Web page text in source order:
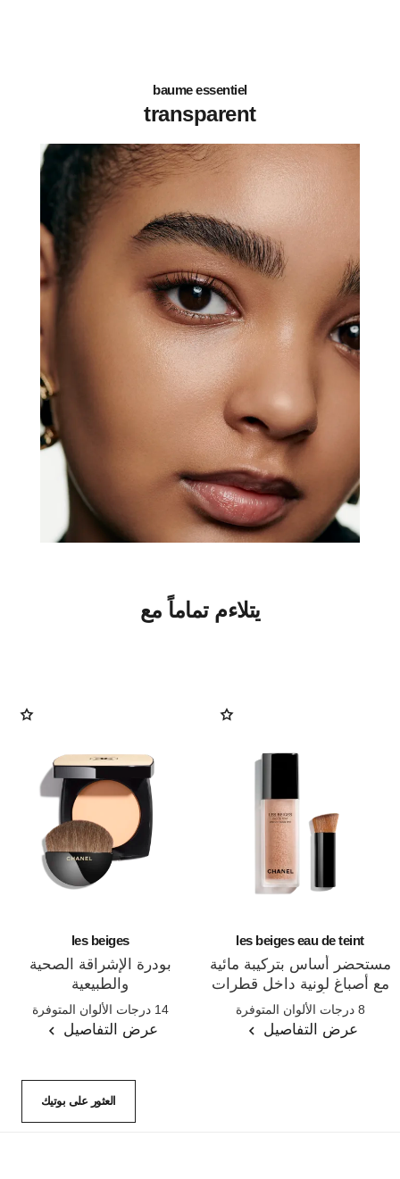
baume essentiel
transparent
يتلاءم تماماً مع
les beiges eau de teint
مستحضر أساس بتركيبة مائية
مع أصباغ لونية داخل قطرات
ميكروية. تأثير البشرة الخالية
من الماكياج.إشراقة صحية
وطبيعية.
المرجع 158810
8 درجات الألوان المتوفرة
عرض التفاصيل
les beiges
بودرة الإشراقة الصحية
والطبيعية
المرجع 185872
14 درجات الألوان المتوفرة
عرض التفاصيل
العثور على بوتيك